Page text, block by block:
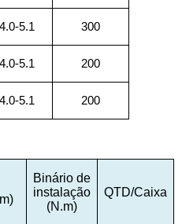
4.0-5.1 300
4.0-5.1 200
4.0-5.1 200
Binário de
instalação
(N.m)
QTD/Caixa